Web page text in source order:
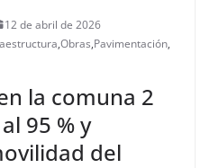
12 de abril de 2026
,Obras,Pavimentación,
la comuna 2
95 % y
del